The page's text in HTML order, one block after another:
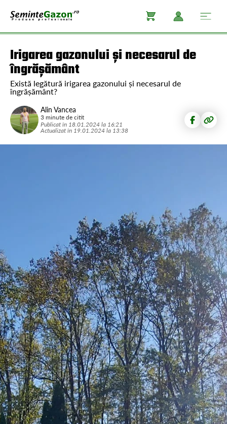
Irigarea gazonului și necesarul de
îngrășământ
Există legătură irigarea gazonului și necesarul de
îngrășământ?
Alin Vancea
3 minute de citit
Publicat în 18.01.2024 la 16:21
Actualizat în 19.01.2024 la 13:38